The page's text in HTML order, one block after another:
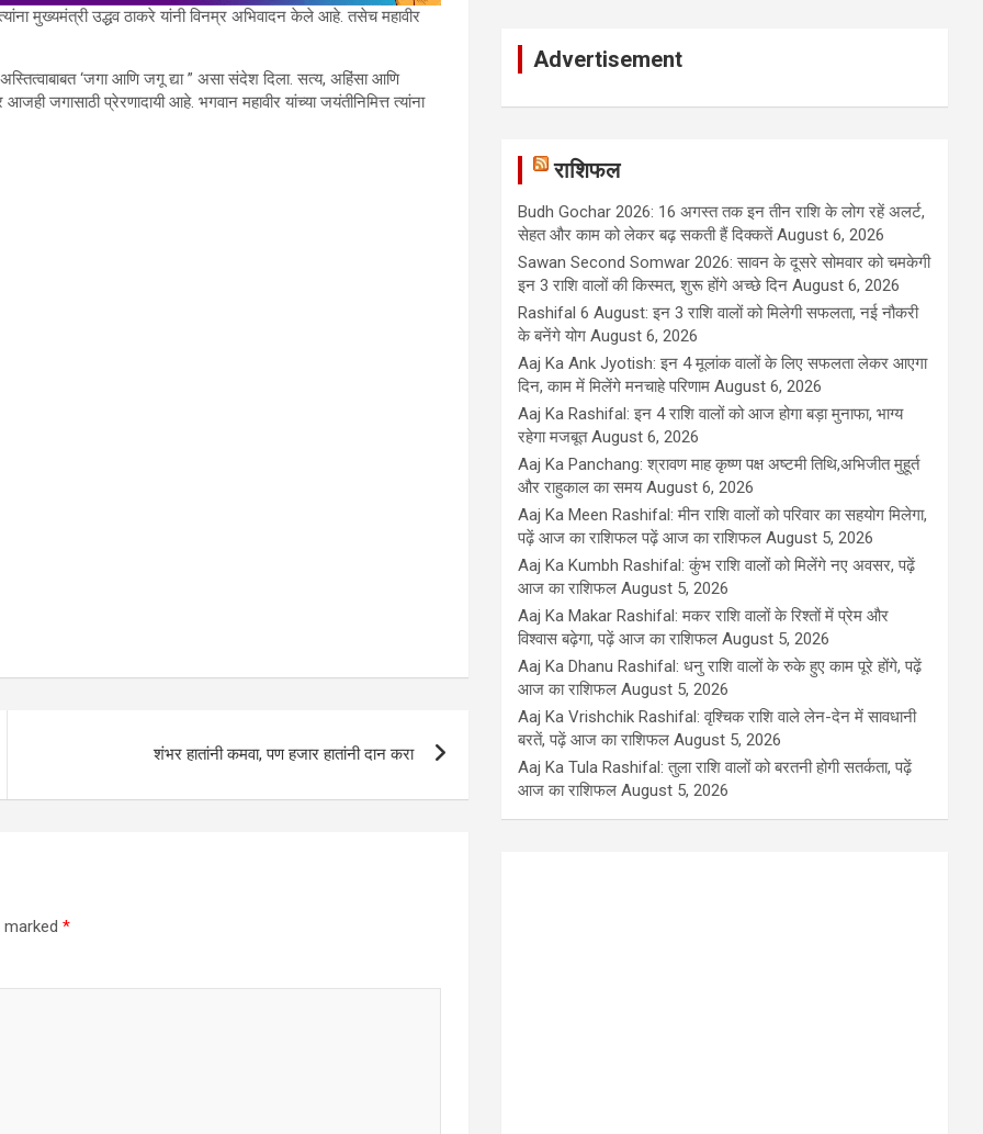
मुख्यमंत्री उद्धव ठाकरे यांनी विनम्र अभिवादन केले आहे. तसेच महावीर
अस्तित्वाबाबत ‘जगा आणि जगू द्या ” असा संदेश दिला. सत्य, अहिंसा आणि
जगासाठी प्रेरणादायी आहे. भगवान महावीर यांच्या जयंतीनिमित्त त्यांना
शंभर हातांनी कमवा, पण हजार हातांनी दान करा
marked *
Advertisement
राशिफल
Budh Gochar 2026: 16 अगस्त तक इन तीन राशि के लोग रहें अलर्ट,
सेहत और काम को लेकर बढ़ सकती हैं दिक्कतें August 6, 2026
Sawan Second Somwar 2026: सावन के दूसरे सोमवार को चमकेगी
इन 3 राशि वालों की किस्मत, शुरू होंगे अच्छे दिन August 6, 2026
Rashifal 6 August: इन 3 राशि वालों को मिलेगी सफलता, नई नौकरी
के बनेंगे योग August 6, 2026
Aaj Ka Ank Jyotish: इन 4 मूलांक वालों के लिए सफलता लेकर आएगा
दिन, काम में मिलेंगे मनचाहे परिणाम August 6, 2026
Aaj Ka Rashifal: इन 4 राशि वालों को आज होगा बड़ा मुनाफा, भाग्य
रहेगा मजबूत August 6, 2026
Aaj Ka Panchang: श्रावण माह कृष्ण पक्ष अष्टमी तिथि,अभिजीत मुहूर्त
और राहुकाल का समय August 6, 2026
Aaj Ka Meen Rashifal: मीन राशि वालों को परिवार का सहयोग मिलेगा,
पढ़ें आज का राशिफल पढ़ें आज का राशिफल August 5, 2026
Aaj Ka Kumbh Rashifal: कुंभ राशि वालों को मिलेंगे नए अवसर, पढ़ें
आज का राशिफल August 5, 2026
Aaj Ka Makar Rashifal: मकर राशि वालों के रिश्तों में प्रेम और
विश्वास बढ़ेगा, पढ़ें आज का राशिफल August 5, 2026
Aaj Ka Dhanu Rashifal: धनु राशि वालों के रुके हुए काम पूरे होंगे, पढ़ें
आज का राशिफल August 5, 2026
Aaj Ka Vrishchik Rashifal: वृश्चिक राशि वाले लेन-देन में सावधानी
बरतें, पढ़ें आज का राशिफल August 5, 2026
Aaj Ka Tula Rashifal: तुला राशि वालों को बरतनी होगी सतर्कता, पढ़ें
आज का राशिफल August 5, 2026